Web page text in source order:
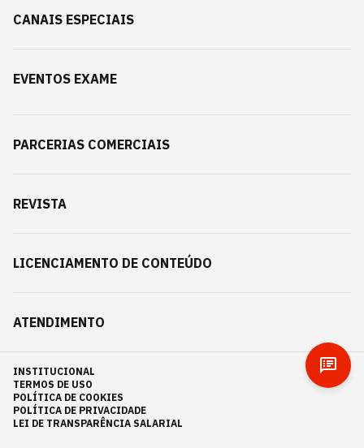
CANAIS ESPECIAIS
EVENTOS EXAME
PARCERIAS COMERCIAIS
REVISTA
LICENCIAMENTO DE CONTEÚDO
ATENDIMENTO
INSTITUCIONAL
TERMOS DE USO
POLÍTICA DE COOKIES
POLÍTICA DE PRIVACIDADE
LEI DE TRANSPARÊNCIA SALARIAL